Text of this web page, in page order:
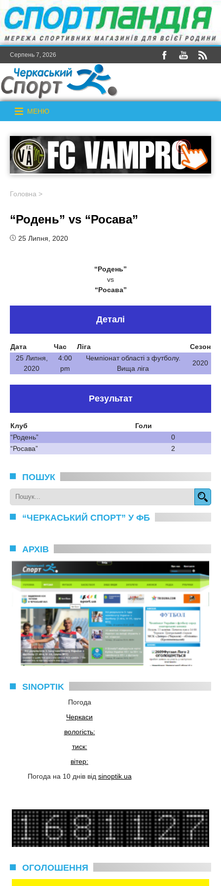
Серпень 7, 2026
МЕНЮ
Головна >
“Родень” vs “Росава”
25 Липня, 2020
“Родень”
vs
“Росава”
Деталі
Дата Час Ліга
Сезон
25 Липня,
2020
4:00
pm
Чемпіонат області з футболу.
Вища ліга
2020
Результат
Клуб
Голи
“Родень”
0
“Росава”
2
ПОШУК
“ЧЕРКАСЬКИЙ СПОРТ” У ФБ
АРХІВ
SINOPTIK
Погода
Черкаси
вологість:
тиск:
вітер:
Погода на 10 днів від sinoptik.ua
ОГОЛОШЕННЯ